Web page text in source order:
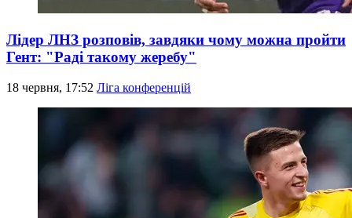
Лідер ЛНЗ розповів, завдяки чому можна пройти
Гент: "Раді такому жеребу"
18 червня, 17:52 Ліга конференцій